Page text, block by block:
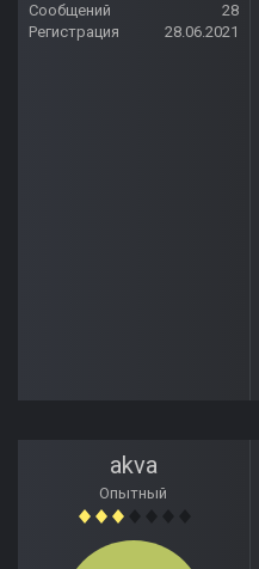
Сообщений
28
Регистрация
28.06.2021
akva
Опытный